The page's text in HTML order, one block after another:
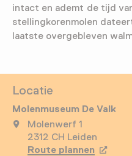
intact en ademt de tijd
stellingkorenmolen
laatste overgebleven
Locatie
Molenmuseum De Valk
Molenwerf 1
2312 CH Leiden
Route plannen Opent